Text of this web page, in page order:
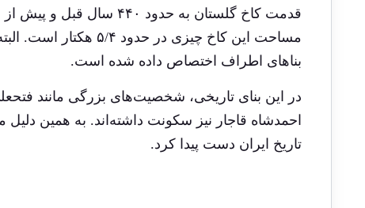
قدمت کاخ گلستان به
مساحت این کاخ چیزی
بناهای اطراف اختصاص داده شده است.
در این بنای تاریخی، شخصیت‌‌های بزرگی مانند
احمدشاه قاجار نیز سکونت داشته‌اند. به همین
تاریخ ایران دست پیدا کرد.